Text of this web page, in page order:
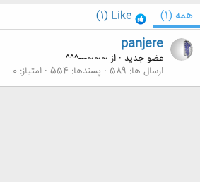
همه (1)
Like
(1)
panjere
عضو جدید · از ~~~---^^^
ارسال ها 589 پسندها 554 امتیاز 0